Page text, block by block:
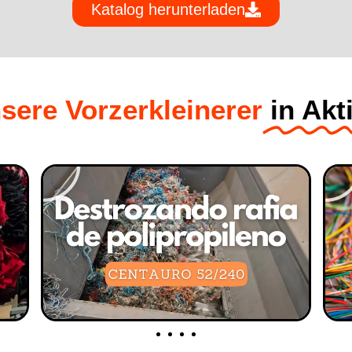
Katalog herunterladen
Vorzerkleinerer in